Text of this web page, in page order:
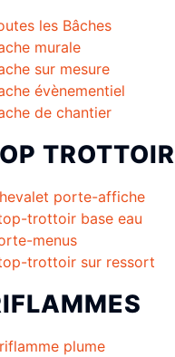
les Bâches
murale
sur mesure
évènementiel
de chantier
TROTTOIR
porte-affiche
trottoir base eau
menus
trottoir sur ressort
plume